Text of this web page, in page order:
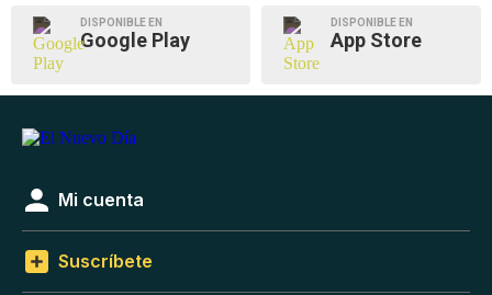
DISPONIBLE EN
Google Play
DISPONIBLE EN
App Store
Mi cuenta
Suscríbete